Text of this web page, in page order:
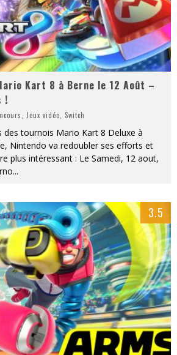
Kart 8 à Berne le 12 Août –
!
Jeux vidéo Switch
des tournois Mario Kart 8 Deluxe à
Nintendo va redoubler ses efforts et
plus intéressant : Le Samedi, 12 aout,
...
3.5